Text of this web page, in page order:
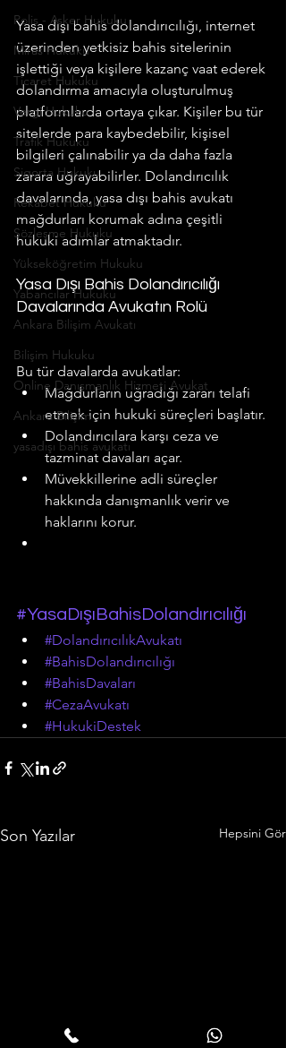
Polis - Asker Hukuku
Miras Hukuku
Ticaret Hukuku
Vergi Hukuku
Trafik Hukuku
Sigorta Hukuku
Rekabet Hukuku
Sözleşme Hukuku
Yükseköğretim Hukuku
Yabancılar Hukuku
Ankara Bilişim Avukatı
Bilişim Hukuku
Online Danışmanlık Hizmeti Avukat
Ankara Bilişim
yasadışı bahis avukatı
Yasa dışı bahis dolandırıcılığı, internet
üzerinden yetkisiz bahis sitelerinin
işlettiği veya kişilere kazanç vaat ederek
dolandırma amacıyla oluşturulmuş
platformlarda ortaya çıkar. Kişiler bu tür
sitelerde para kaybedebilir, kişisel
bilgileri çalınabilir ya da daha fazla
zarara uğrayabilirler. Dolandırıcılık
davalarında, yasa dışı bahis avukatı
mağdurları korumak adına çeşitli
hukuki adımlar atmaktadır.
Yasa Dışı Bahis Dolandırıcılığı
Davalarında Avukatın Rolü
Bu tür davalarda avukatlar:
Mağdurların uğradığı zararı telafi
etmek için hukuki süreçleri başlatır.
Dolandırıcılara karşı ceza ve
tazminat davaları açar.
Müvekkillerine adli süreçler
hakkında danışmanlık verir ve
haklarını korur.
#YasaDışıBahisDolandırıcılığı
#DolandırıcılıkAvukatı
#BahisDolandırıcılığı
#BahisDavaları
#CezaAvukatı
#HukukiDestek
Son Yazılar Hepsini Gör